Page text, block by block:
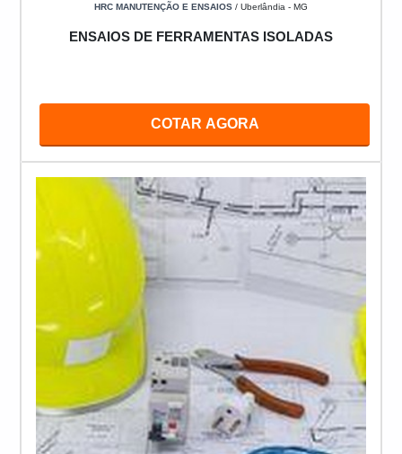
HRC MANUTENÇÃO E ENSAIOS / Uberlândia - MG
ENSAIOS DE FERRAMENTAS ISOLADAS
COTAR AGORA